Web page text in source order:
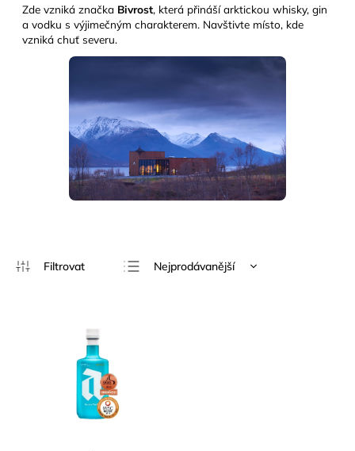
Zde vzniká značka Bivrost, která přináší arktickou whisky, gin
a vodku s výjimečným charakterem. Navštivte místo, kde
vzniká chuť severu.
Nejprodávanější